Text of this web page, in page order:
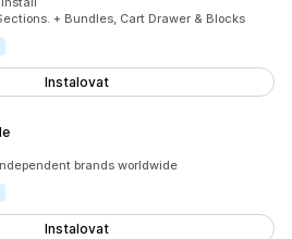
2716
+ Bundles, Cart Drawer & Blocks
Instalovat
1161
brands worldwide
Instalovat